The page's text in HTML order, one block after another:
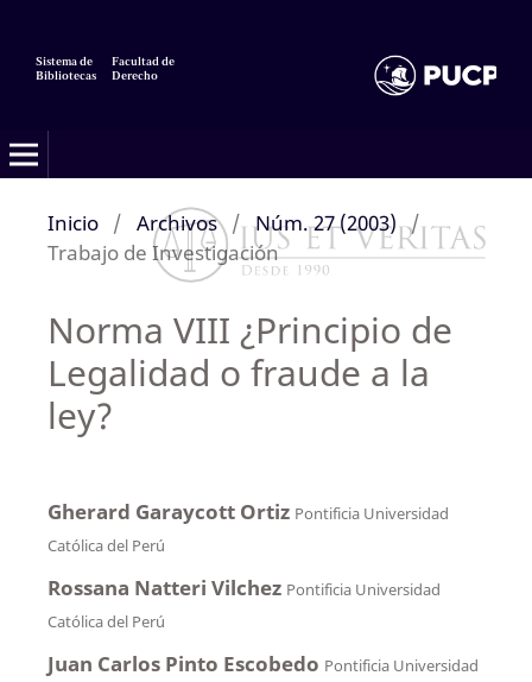
Sistema de
Bibliotecas
Facultad de
Derecho
Inicio / Archivos / Núm. 27 (2003) /
Trabajo de Investigación
Norma VIII ¿Principio de
Legalidad o fraude a la
ley?
Gherard Garaycott Ortiz Pontificia Universidad
Católica del Perú
Rossana Natteri Vilchez Pontificia Universidad
Católica del Perú
Juan Carlos Pinto Escobedo Pontificia Universidad